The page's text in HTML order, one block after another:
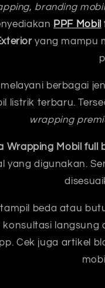
, branding mobil
PPF Mobil
yang mampu
melayani berbagai
listrik terbaru.
wrapping
Wrapping Mobil full
yang digunakan.
tampil beda atau
konsultasi langsung
Cek juga artikel